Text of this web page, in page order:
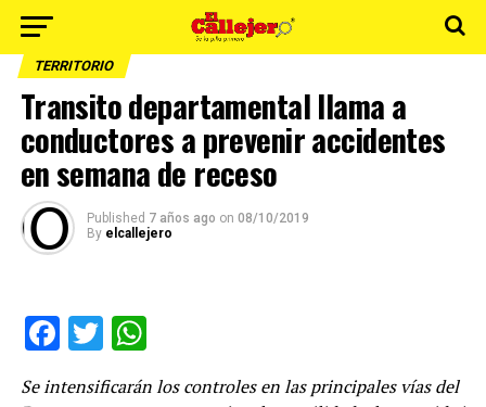
TERRITORIO
Transito departamental llama a
conductores a prevenir accidentes
en semana de receso
Published 7 años ago on 08/10/2019
By elcallejero
Facebook
TwitterWhatsApp
Se intensificarán los controles en las principales vías del